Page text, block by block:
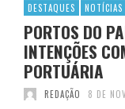
DESTAQUES NOTÍCIAS
PORTOS DO
INTENÇÕES
PORTUÁRIA
REDAÇÃO 8 DE